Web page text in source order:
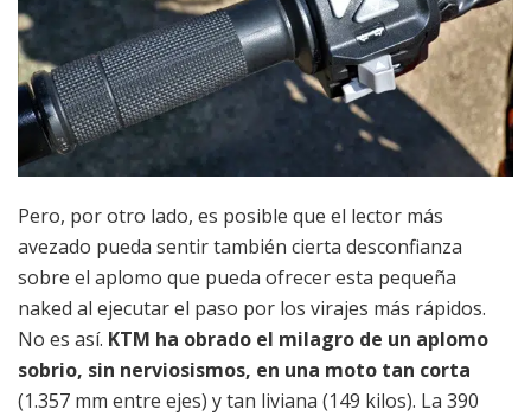
Pero, por otro lado, es posible que el lector más
avezado pueda sentir también cierta desconfianza
sobre el aplomo que pueda ofrecer esta pequeña
naked al ejecutar el paso por los virajes más rápidos.
No es así. KTM ha obrado el milagro de un aplomo
sobrio, sin nerviosismos, en una moto tan corta
(1.357 mm entre ejes) y tan liviana (149 kilos). La 390